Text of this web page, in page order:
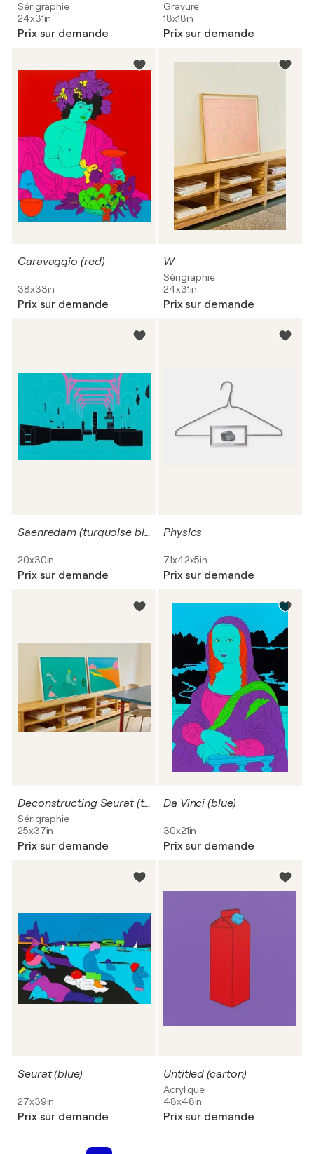
Sérigraphie
24x31in
Prix sur demande
Gravure
18x18in
Prix sur demande
Caravaggio (red)
38x33in
Prix sur demande
W
Sérigraphie
24x31in
Prix sur demande
Saenredam (turquoise blue)
20x30in
Prix sur demande
Physics
71x42x5in
Prix sur demande
Deconstructing Seurat (turquoise green)
Sérigraphie
25x37in
Prix sur demande
Da Vinci (blue)
30x21in
Prix sur demande
Seurat (blue)
27x39in
Prix sur demande
Untitled (carton)
Acrylique
48x48in
Prix sur demande